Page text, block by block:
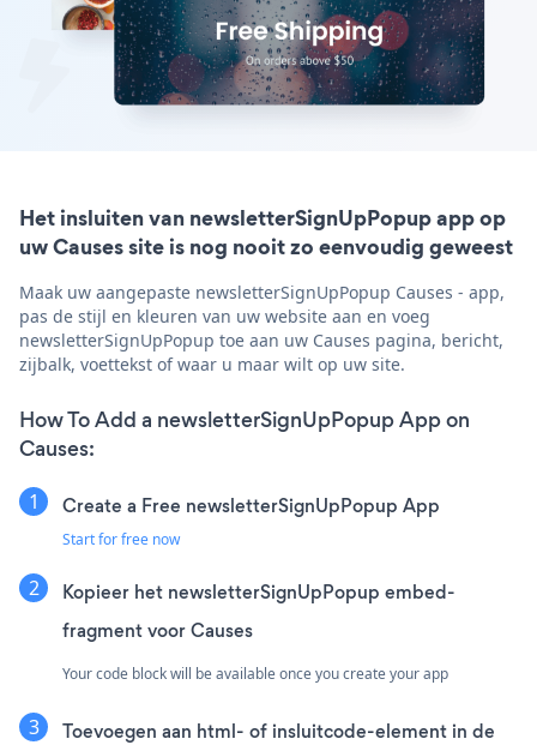
Het insluiten van newsletterSignUpPopup app op
uw Causes site is nog nooit zo eenvoudig geweest
Maak uw aangepaste newsletterSignUpPopup Causes - app,
pas de stijl en kleuren van uw website aan en voeg
newsletterSignUpPopup toe aan uw Causes pagina, bericht,
zijbalk, voettekst of waar u maar wilt op uw site.
How To Add a newsletterSignUpPopup App on
Causes:
Create a Free newsletterSignUpPopup App
Start for free now
Kopieer het newsletterSignUpPopup embed-
fragment voor Causes
Your code block will be available once you create your app
Toevoegen aan html- of insluitcode-element in de